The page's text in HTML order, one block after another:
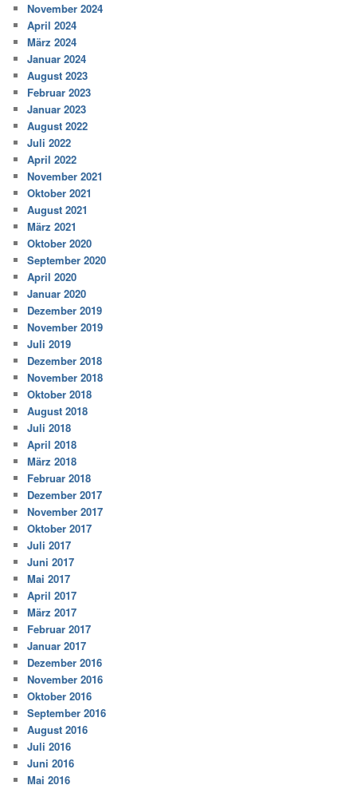
November 2024
April 2024
März 2024
Januar 2024
August 2023
Februar 2023
Januar 2023
August 2022
Juli 2022
April 2022
November 2021
Oktober 2021
August 2021
März 2021
Oktober 2020
September 2020
April 2020
Januar 2020
Dezember 2019
November 2019
Juli 2019
Dezember 2018
November 2018
Oktober 2018
August 2018
Juli 2018
April 2018
März 2018
Februar 2018
Dezember 2017
November 2017
Oktober 2017
Juli 2017
Juni 2017
Mai 2017
April 2017
März 2017
Februar 2017
Januar 2017
Dezember 2016
November 2016
Oktober 2016
September 2016
August 2016
Juli 2016
Juni 2016
Mai 2016